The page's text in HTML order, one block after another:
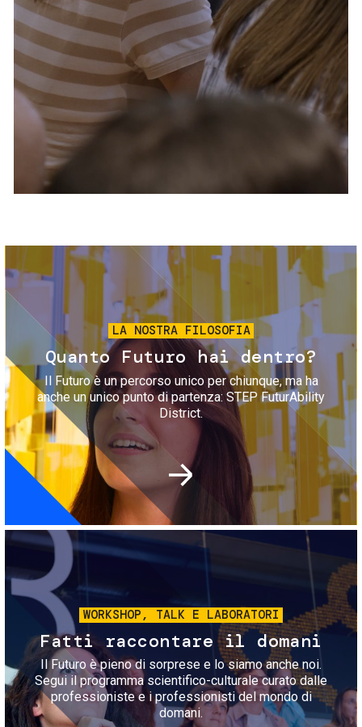
Servizi e accessibilità
Contatti
FAQ
Biglietti
Immagine
LA NOSTRA FILOSOFIA
Quanto Futuro hai dentro?
Il Futuro è un percorso unico per chiunque, ma ha
anche un unico punto di partenza: STEP FuturAbility
District.
Immagine
WORKSHOP, TALK E LABORATORI
Fatti raccontare il domani
Il Futuro è pieno di sorprese e lo siamo anche noi.
Segui il programma scientifico-culturale curato dalle
professioniste e i professionisti del mondo di
domani.